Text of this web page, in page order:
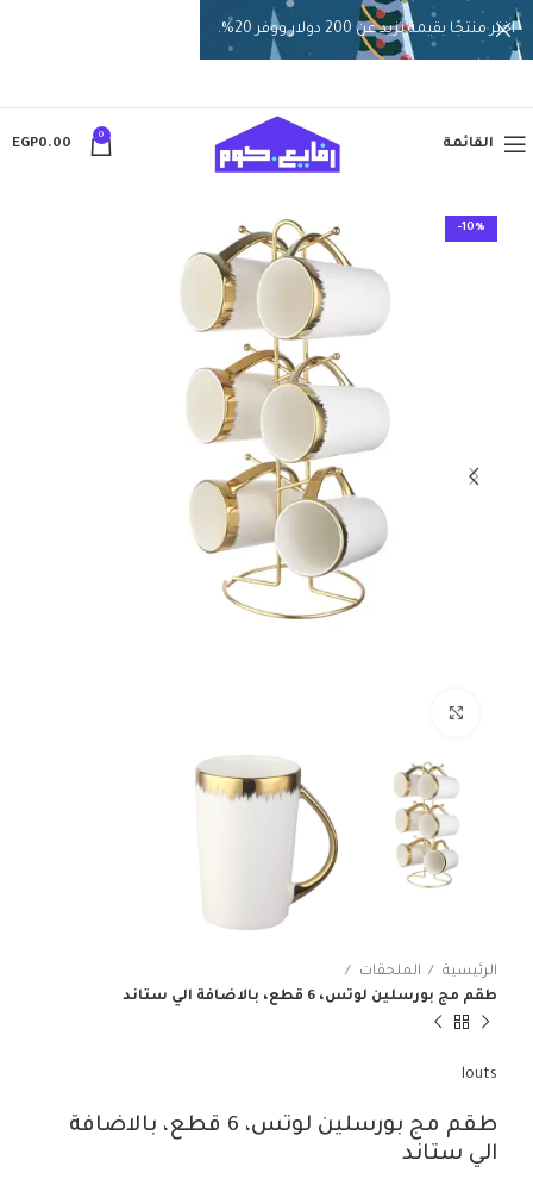
القائمة
0
EGP0.00
-10%
الرئيسية
الملحقات
طقم مج بورسلين لوتس، 6 قطع، بالاضافة الي ستاند
louts
طقم مج بورسلين لوتس، 6 قطع، بالاضافة
الي ستاند
اختر منتجًا بقيمة تزيد عن 200 دولار ووفر 20%.